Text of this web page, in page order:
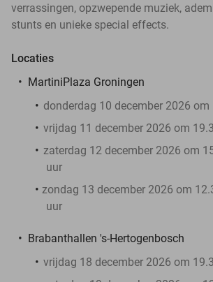
verrassingen, opzwepende muziek,
stunts en unieke special effects.
Locaties
MartiniPlaza Groningen
donderdag 10 december 2026 om
vrijdag 11 december 2026 om
zaterdag 12 december 2026 om
uur
zondag 13 december 2026 om
uur
Brabanthallen 's-Hertogenbosch
vrijdag 18 december 2026 om